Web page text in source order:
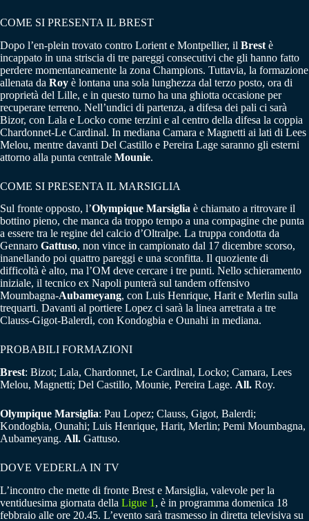
COME SI PRESENTA IL BREST
Dopo l’en-plein trovato contro Lorient e Montpellier, il Brest è
incappato in una striscia di tre pareggi consecutivi che gli hanno fatto
perdere momentaneamente la zona Champions. Tuttavia, la formazione
allenata da Roy è lontana una sola lunghezza dal terzo posto, ora di
proprietà del Lille, e in questo turno ha una ghiotta occasione per
recuperare terreno. Nell’undici di partenza, a difesa dei pali ci sarà
Bizor, con Lala e Locko come terzini e al centro della difesa la coppia
Chardonnet-Le Cardinal. In mediana Camara e Magnetti ai lati di Lees
Melou, mentre davanti Del Castillo e Pereira Lage saranno gli esterni
attorno alla punta centrale Mounie.
COME SI PRESENTA IL MARSIGLIA
Sul fronte opposto, l’Olympique Marsiglia è chiamato a ritrovare il
bottino pieno, che manca da troppo tempo a una compagine che punta
a essere tra le regine del calcio d’Oltralpe. La truppa condotta da
Gennaro Gattuso, non vince in campionato dal 17 dicembre scorso,
inanellando poi quattro pareggi e una sconfitta. Il quoziente di
difficoltà è alto, ma l’OM deve cercare i tre punti. Nello schieramento
iniziale, il tecnico ex Napoli punterà sul tandem offensivo
Moumbagna-Aubameyang, con Luis Henrique, Harit e Merlin sulla
trequarti. Davanti al portiere Lopez ci sarà la linea arretrata a tre
Clauss-Gigot-Balerdi, con Kondogbia e Ounahi in mediana.
PROBABILI FORMAZIONI
Brest: Bizot; Lala, Chardonnet, Le Cardinal, Locko; Camara, Lees
Melou, Magnetti; Del Castillo, Mounie, Pereira Lage. All. Roy.
Olympique Marsiglia: Pau Lopez; Clauss, Gigot, Balerdi;
Kondogbia, Ounahi; Luis Henrique, Harit, Merlin; Pemi Moumbagna,
Aubameyang. All. Gattuso.
DOVE VEDERLA IN TV
L’incontro che mette di fronte Brest e Marsiglia, valevole per la
ventiduesima giornata della Ligue 1 , è in programma domenica 18
febbraio alle ore 20.45. L’evento sarà trasmesso in diretta televisiva su